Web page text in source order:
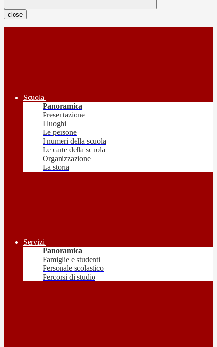
close
Scuola
Panoramica
Presentazione
I luoghi
Le persone
I numeri della scuola
Le carte della scuola
Organizzazione
La storia
Servizi
Panoramica
Famiglie e studenti
Personale scolastico
Percorsi di studio